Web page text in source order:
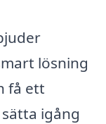
lösning
få ett
igång